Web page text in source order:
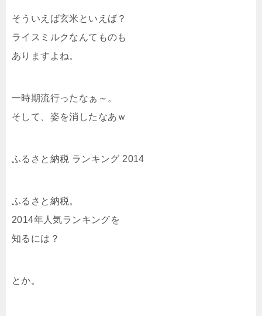
そういえば玄米といえば？
ライスミルクなんてものも
ありますよね。
一時期流行ったなぁ～。
そして、姿を消したなあｗ
ふるさと納税 ランキング 2014
ふるさと納税。
2014年人気ランキングを
知るには？
とか。